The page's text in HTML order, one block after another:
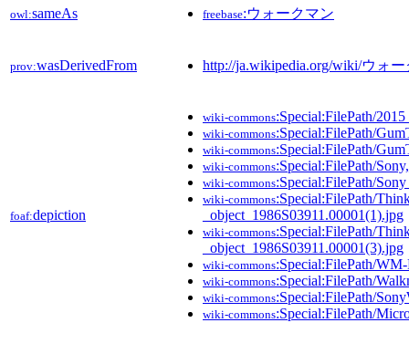
owl:sameAs freebase:ウォークマン
prov:wasDerivedFrom http://ja.wikipedia.org/wiki/ウォ
foaf:depiction
wiki-commons:Special:FilePath/
wiki-commons:Special:FilePath/
wiki-commons:Special:FilePath/
wiki-commons:Special:FilePath/
wiki-commons:Special:FilePath/
wiki-commons:Special:FilePath/
_object_1986S03911.00001(1).jpg
wiki-commons:Special:FilePath/
_object_1986S03911.00001(3).jpg
wiki-commons:Special:FilePath/
wiki-commons:Special:FilePath/
wiki-commons:Special:FilePath/
wiki-commons:Special:FilePath/